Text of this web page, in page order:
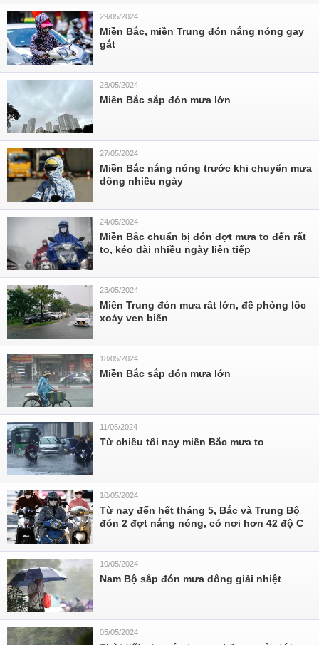
29/05/2024
Miền Bắc, miền Trung đón nắng nóng gay
gắt
28/05/2024
Miền Bắc sắp đón mưa lớn
27/05/2024
Miền Bắc nắng nóng trước khi chuyển mưa
dông nhiều ngày
24/05/2024
Miền Bắc chuẩn bị đón đợt mưa to đến rất
to, kéo dài nhiều ngày liên tiếp
23/05/2024
Miền Trung đón mưa rất lớn, đề phòng lốc
xoáy ven biển
18/05/2024
Miền Bắc sắp đón mưa lớn
11/05/2024
Từ chiều tối nay miền Bắc mưa to
10/05/2024
Từ nay đến hết tháng 5, Bắc và Trung Bộ
đón 2 đợt nắng nóng, có nơi hơn 42 độ C
10/05/2024
Nam Bộ sắp đón mưa dông giải nhiệt
05/05/2024